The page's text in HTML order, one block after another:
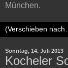
München.
Sonntag, 14. Juli 2013
Kocheler